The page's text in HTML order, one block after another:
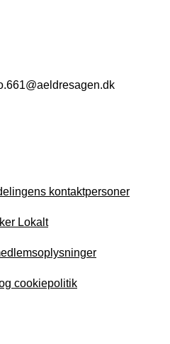
kontaktpersoner
Lokalt
cookiepolitik